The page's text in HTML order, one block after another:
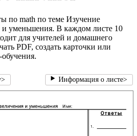
по math по теме Изучение
и уменьшения. В каждом листе 10
для учителей и домашнего
PDF, создать карточки или
> Информация о листе>